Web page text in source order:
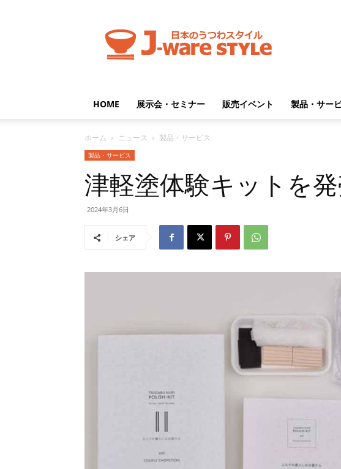
ware
Style
HOME 展示会・セミナー 販売イベント 製品・サー
ホーム ニュース 製品・サービス
製品・サービス
津軽塗体験キットを
2024年3月6日
シェア